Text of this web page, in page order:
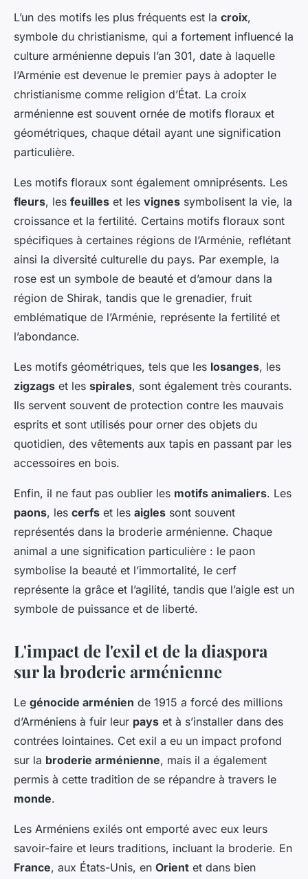
L’un des motifs les plus fréquents est la croix,
symbole du christianisme, qui a fortement influencé la
culture arménienne depuis l’an 301, date à laquelle
l’Arménie est devenue le premier pays à adopter le
christianisme comme religion d’État. La croix
arménienne est souvent ornée de motifs floraux et
géométriques, chaque détail ayant une signification
particulière.
Les motifs floraux sont également omniprésents. Les
fleurs, les feuilles et les vignes symbolisent la vie, la
croissance et la fertilité. Certains motifs floraux sont
spécifiques à certaines régions de l’Arménie, reflétant
ainsi la diversité culturelle du pays. Par exemple, la
rose est un symbole de beauté et d’amour dans la
région de Shirak, tandis que le grenadier, fruit
emblématique de l’Arménie, représente la fertilité et
l’abondance.
Les motifs géométriques, tels que les losanges, les
zigzags et les spirales, sont également très courants.
Ils servent souvent de protection contre les mauvais
esprits et sont utilisés pour orner des objets du
quotidien, des vêtements aux tapis en passant par les
accessoires en bois.
Enfin, il ne faut pas oublier les motifs animaliers. Les
paons, les cerfs et les aigles sont souvent
représentés dans la broderie arménienne. Chaque
animal a une signification particulière : le paon
symbolise la beauté et l’immortalité, le cerf
représente la grâce et l’agilité, tandis que l’aigle est un
symbole de puissance et de liberté.
L'impact de l'exil et de la diaspora
sur la broderie arménienne
Le génocide arménien de 1915 a forcé des millions
d’Arméniens à fuir leur pays et à s’installer dans des
contrées lointaines. Cet exil a eu un impact profond
sur la broderie arménienne, mais il a également
permis à cette tradition de se répandre à travers le
monde.
Les Arméniens exilés ont emporté avec eux leurs
savoir-faire et leurs traditions, incluant la broderie. En
France, aux États-Unis, en Orient et dans bien